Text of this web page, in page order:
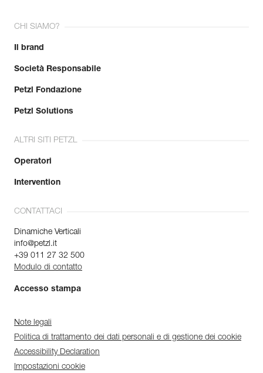
CHI SIAMO?
Il brand
Società Responsabile
Petzl Fondazione
Petzl Solutions
ALTRI SITI PETZL
Operatori
Intervention
CONTATTACI
Dinamiche Verticali
info@petzl.it
+39 011 27 32 500
Modulo di contatto
Accesso stampa
Note legali
Politica di trattamento dei dati personali e di gestione dei cookie
Accessibility Declaration
Impostazioni cookie